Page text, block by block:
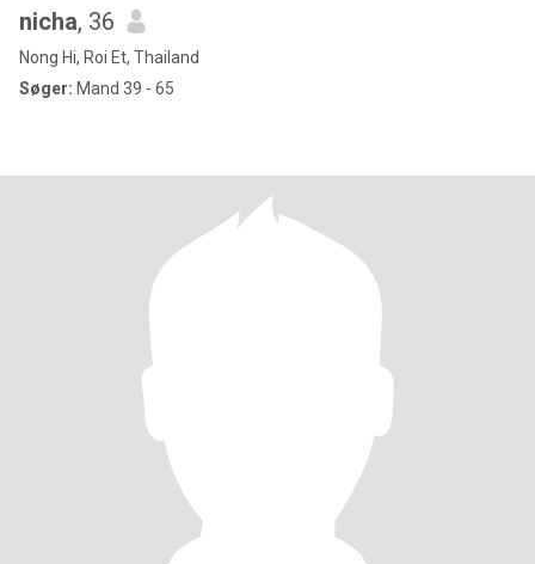
nicha, 36
Nong Hi, Roi Et, Thailand
Søger: Mand 39 - 65